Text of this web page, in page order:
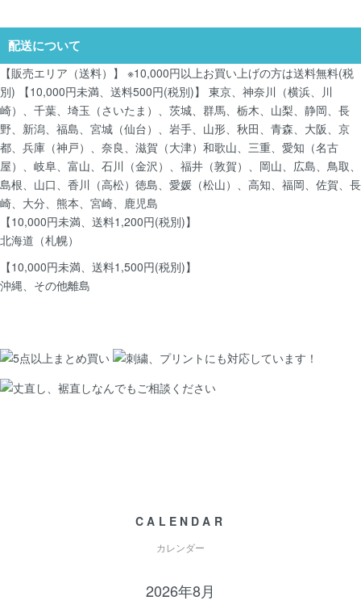
配送について
【販売エリア（送料）】 ※10,000円以上お買い上げの方は送料無料(税
別) 【10,000円未満、送料500円(税別)】 東京、神奈川（横浜、川
崎）、千葉、埼玉（さいたま）、茨城、群馬、栃木、山梨、静岡、長
野、新潟、福島、宮城（仙台）、岩手、山形、秋田、青森、大阪、京
都、兵庫（神戸）、奈良、滋賀（大津）和歌山、三重、愛知（名古
屋）、岐阜、富山、石川（金沢）、福井（敦賀）、岡山、広島、鳥取、
島根、山口、香川（高松）徳島、愛媛（松山）、高知、福岡、佐賀、長
崎、大分、熊本、宮崎、鹿児島
【10,000円未満、送料1,200円(税別)】
北海道（札幌）
【10,000円未満、送料1,500円(税別)】
沖縄、その他離島
CALENDAR
カレンダー
2026年8月